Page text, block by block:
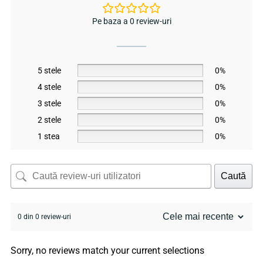
Pe baza a 0 review-uri
5 stele
0%
4 stele
0%
3 stele
0%
2 stele
0%
1 stea
0%
Caută
0 din 0 review-uri
Sorry, no reviews match your current selections